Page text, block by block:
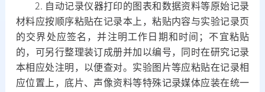
2.
自动记录仪器打印的图表和数据资料等原始记录
材料应按顺序粘贴在记录本上，粘贴内容与实验记录页
的交界处应签名，并注明工作日期和时间；不宜粘贴
的，可另行整理装订成册并加以编号，同时在研究记录
本相应处注明，以便查对。实验图片等应粘贴在记录相
应位置上，底片、声像资料等特殊记录媒体应装在统一